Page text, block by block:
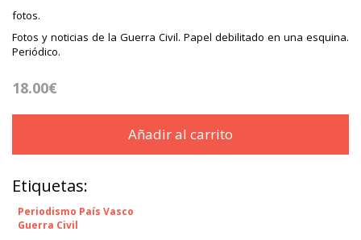
fotos.
Fotos y noticias de la Guerra Civil. Papel debilitado en una esquina.
Periódico.
18.00€
Añadir al carrito
Etiquetas:
Periodismo País Vasco
Guerra Civil